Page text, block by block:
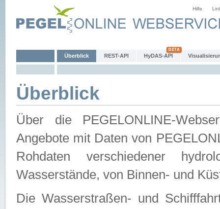
Hilfe
Überblick REST-API HyDAS-API
Überblick
Über die PEGELONLINE-
Angebote mit Daten von
Rohdaten verschiedener
Wasserstände, von Binnen- und
Die Wasserstraßen- und